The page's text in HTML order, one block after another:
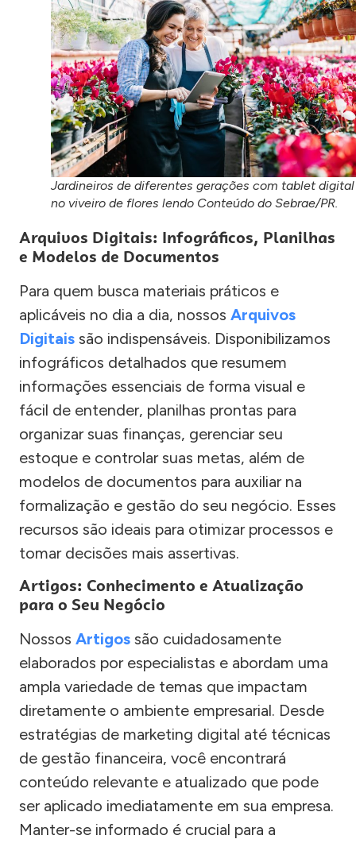
Jardineiros de diferentes gerações com tablet digital
no viveiro de flores lendo Conteúdo do Sebrae/PR.
Arquivos Digitais: Infográficos, Planilhas
e Modelos de Documentos
Para quem busca materiais práticos e
aplicáveis no dia a dia, nossos Arquivos
Digitais são indispensáveis. Disponibilizamos
infográficos detalhados que resumem
informações essenciais de forma visual e
fácil de entender, planilhas prontas para
organizar suas finanças, gerenciar seu
estoque e controlar suas metas, além de
modelos de documentos para auxiliar na
formalização e gestão do seu negócio. Esses
recursos são ideais para otimizar processos e
tomar decisões mais assertivas.
Artigos: Conhecimento e Atualização
para o Seu Negócio
Nossos Artigos são cuidadosamente
elaborados por especialistas e abordam uma
ampla variedade de temas que impactam
diretamente o ambiente empresarial. Desde
estratégias de marketing digital até técnicas
de gestão financeira, você encontrará
conteúdo relevante e atualizado que pode
ser aplicado imediatamente em sua empresa.
Manter-se informado é crucial para a